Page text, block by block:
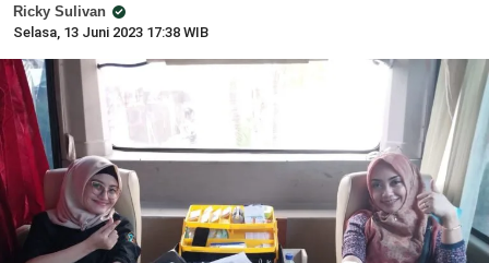
Ricky Sulivan
Selasa, 13 Juni 2023 17:38 WIB